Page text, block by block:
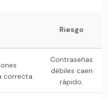
Riesgo
correcta.
Contraseñas
débiles caen
rápido.